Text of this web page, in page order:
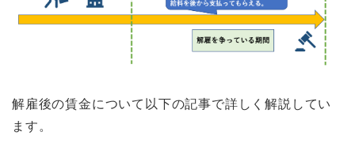
解雇後の賃金について以下の記事で詳しく解説してい
ます。